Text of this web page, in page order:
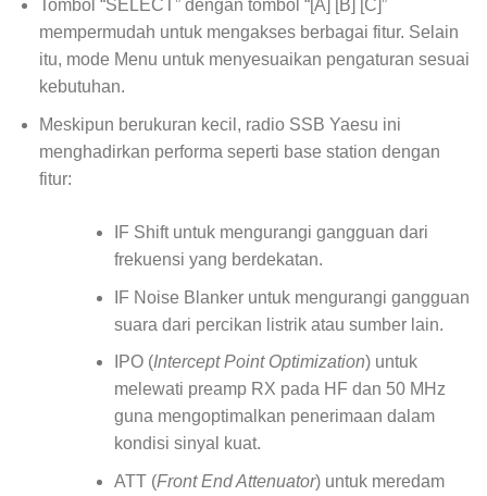
Tombol “SELECT” dengan tombol “[A] [B] [C]”
mempermudah untuk mengakses berbagai fitur. Selain
itu, mode Menu untuk menyesuaikan pengaturan sesuai
kebutuhan.
Meskipun berukuran kecil, radio SSB Yaesu ini
menghadirkan performa seperti base station dengan
fitur:
IF Shift untuk mengurangi gangguan dari
frekuensi yang berdekatan.
IF Noise Blanker untuk mengurangi gangguan
suara dari percikan listrik atau sumber lain.
IPO (Intercept Point Optimization) untuk
melewati preamp RX pada HF dan 50 MHz
guna mengoptimalkan penerimaan dalam
kondisi sinyal kuat.
ATT (Front End Attenuator) untuk meredam